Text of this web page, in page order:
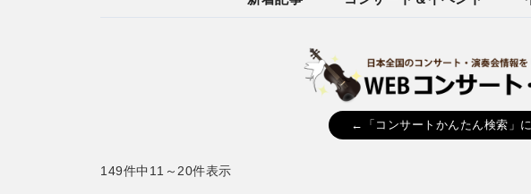
←「コンサートかんたん検索」
149件中11～20件表示